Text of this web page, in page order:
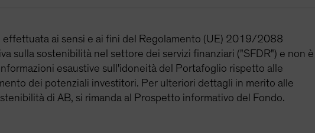
effettuata ai sensi e ai fini del Regolamento (UE) 2019/2088
sulla sostenibilità nel settore dei servizi finanziari ("SFDR") e non è
esaustive sull'idoneità del Portafoglio rispetto alle
dei potenziali investitori. Per ulteriori dettagli in merito alle
di AB, si rimanda al Prospetto informativo del Fondo.